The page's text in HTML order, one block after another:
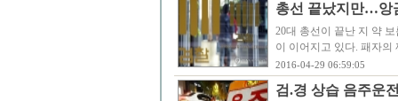
총선 끝났지만…앙
20대 총선이 끝난 지 약
이 이어지고 있다. 패자
2016-04-29 06:59:05
검.경 상습 음주운